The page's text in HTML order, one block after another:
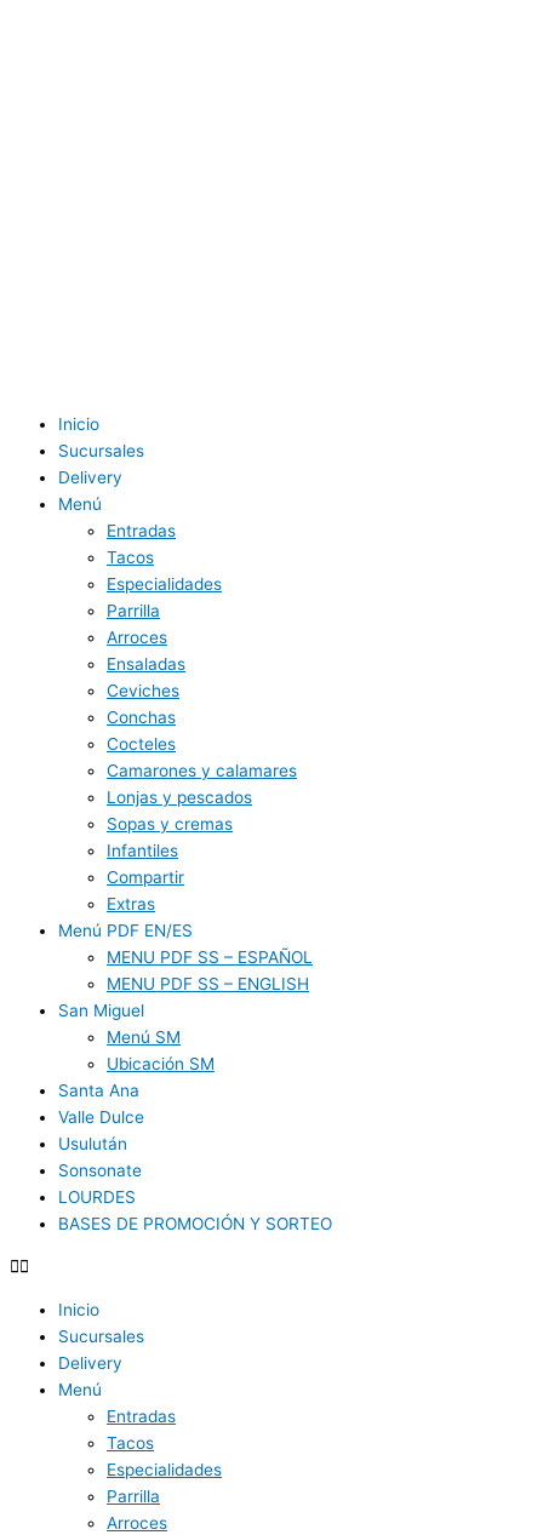
Inicio
Sucursales
Delivery
Menú
Entradas
Tacos
Especialidades
Parrilla
Arroces
Ensaladas
Ceviches
Conchas
Cocteles
Camarones y calamares
Lonjas y pescados
Sopas y cremas
Infantiles
Compartir
Extras
Menú PDF EN/ES
MENU PDF SS – ESPAÑOL
MENU PDF SS – ENGLISH
San Miguel
Menú SM
Ubicación SM
Santa Ana
Valle Dulce
Usulután
Sonsonate
LOURDES
BASES DE PROMOCIÓN Y SORTEO
Inicio
Sucursales
Delivery
Menú
Entradas
Tacos
Especialidades
Parrilla
Arroces